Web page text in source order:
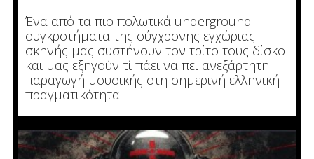
Ένα από τα πιο πολωτικά underground
συγκροτήματα της σύγχρονης εγχώριας
σκηνής μας συστήνουν τον τρίτο τους δίσκο
και μας εξηγούν τί πάει να πει ανεξάρτητη
παραγωγή μουσικής στη σημερινή ελληνική
πραγματικότητα